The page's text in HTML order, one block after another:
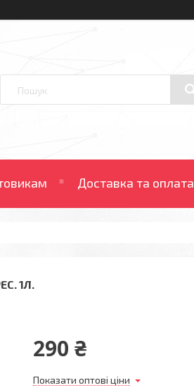
Доставка та оплата
1Л.
290 ₴
Показати оптові ціни